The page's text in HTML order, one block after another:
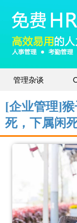
管理杂谈
[企业管理]
死，下属闲